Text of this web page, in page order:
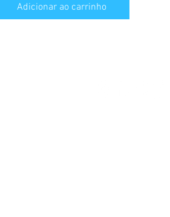
Adicionar ao carrinho